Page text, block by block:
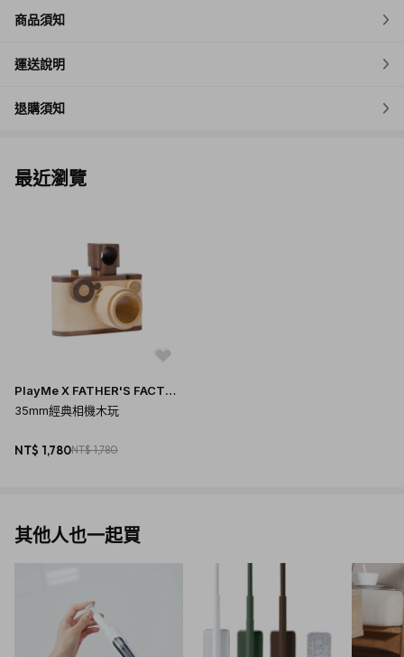
親子透過探討古董相機 與 鏡頭中週遭景物的變化，一同體驗分享生
活中的美好時光！！
商品須知
運送說明
退購須知
最近瀏覽
PlayMe X FATHER'S FACTOR
Y
35mm經典相機木玩
NT$ 1,780NT$ 1,780
其他人也一起買